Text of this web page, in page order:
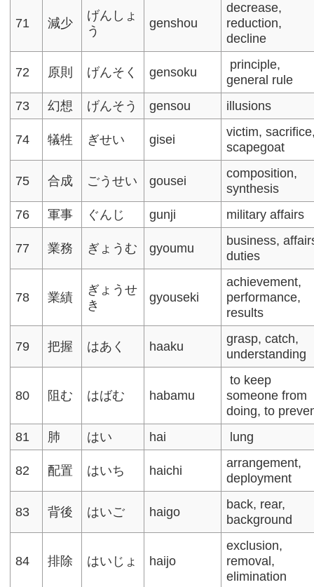
71 減少
げんしょ
う
genshou
decrease,
reduction,
decline
72 原則 げんそく gensoku
principle,
general rule​
73
幻想 げんそう gensou illusions
74 犠牲 ぎせい gisei
victim,
scapegoat
75 合成 ごうせい gousei
composition,
synthesis
76
軍事 ぐんじ gunji military affairs​
77 業務 ぎょうむ gyoumu
business,
duties
78 業績
ぎょうせ
き
gyouseki
achievement,
performance,
results
79 把握 はあく haaku
grasp, catch,
understanding​
80 阻む はばむ habamu
to keep
someone from
doing, to
81
肺 はい hai lung
82 配置 はいち haichi
arrangement,
deployment
83 背後 はいご haigo
back, rear, ​
background
84 排除 はいじょ haijo
exclusion,
removal,
elimination